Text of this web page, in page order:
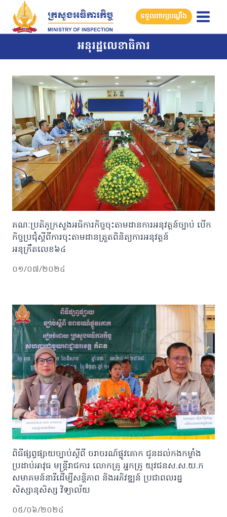
Skip
content
ទទួលពាក្យបណ្តឹង
អនុរដ្ឋលេខាធិការ
គណៈប្រតិភូក្រសួងអធិការកិច្ចចុះតាមដានការអនុវត្តន៍ច្បាប់ បើក
កិច្ចប្រជុំស្តីពីការចុះតាមដានត្រួតពិនិត្យការអនុវត្តន៍
អនុក្រឹតលេខ៦៤
០១/០៧/២០២៤
ពិធីផ្សព្វផ្សាយច្បាប់ស្តីពី ចរាចរណ៍ផ្លូវគោក ជូនដល់កងកម្លាំង
ប្រដាប់អាវុធ មន្រ្តីរាជការ លោកគ្រូ អ្នកគ្រូ យុវជនស.ស.យ.ក
សមាគមន៍នារីដើម្បីសន្តិភាព និងអភិវឌ្ឍន៍ ប្រជាពលរដ្ឋ
សិស្សានុសិស្ស វិទ្យាល័យ
០៥/០៦/២០២៤